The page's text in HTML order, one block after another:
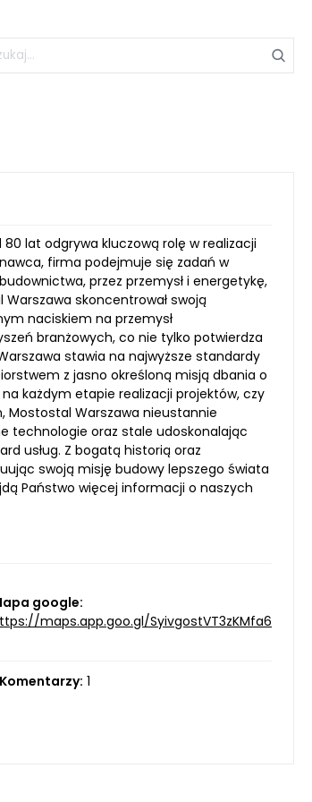
lat odgrywa kluczową rolę w realizacji
firma podejmuje się zadań w
przez przemysł i energetykę,
skoncentrował swoją
naciskiem na przemysł
branżowych, co nie tylko potwierdza
stawia na najwyższe standardy
z jasno określoną misją dbania o
każdym etapie realizacji projektów, czy
Mostostal Warszawa nieustannie
technologie oraz stale udoskonalając
usług. Z bogatą historią oraz
swoją misję budowy lepszego świata
Państwo więcej informacji o naszych
google:
maps.app.goo.gl/SyivgostVT3zKMfa6
Komentarzy: 1